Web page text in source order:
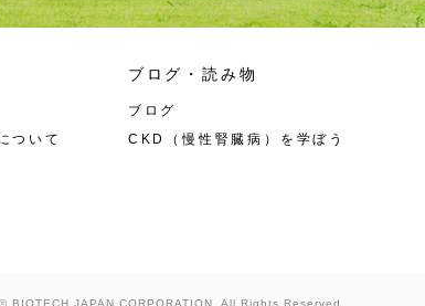
ついて
ブログ・読み物
ブログ
CKD（慢性腎臓病）を学ぼう
© BIOTECH JAPAN CORPORATION . All Rights Reserved.